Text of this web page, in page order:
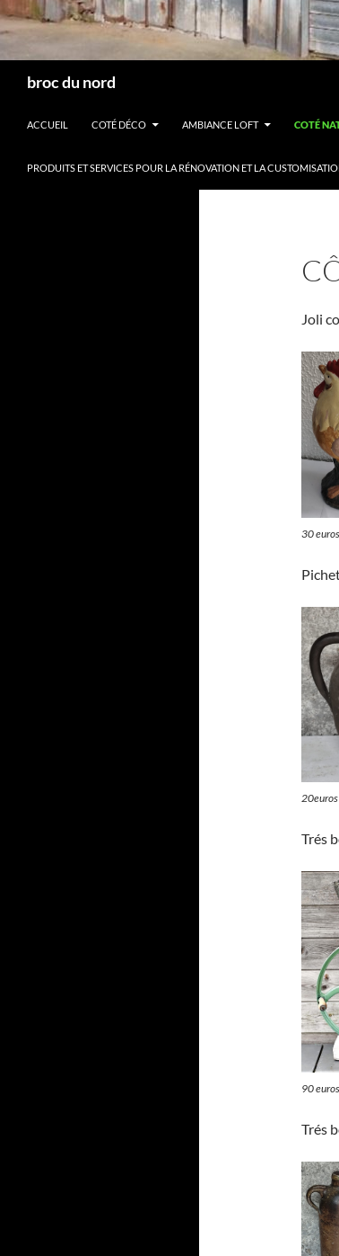
broc du nord
ACCUEIL COTÉ DÉCO AMBIANCE LOFT COTÉ
PRODUITS ET SERVICES POUR LA RÉNOVATION ET LA
Joli
30 euros
20euros
Trés
90 euros
Trés